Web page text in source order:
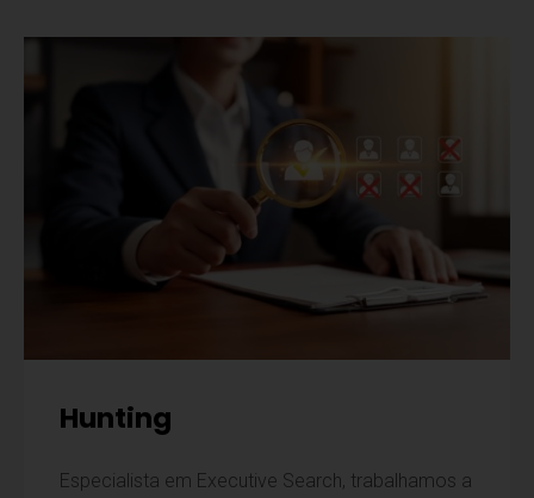
Hunting
Especialista em Executive Search, trabalhamos a